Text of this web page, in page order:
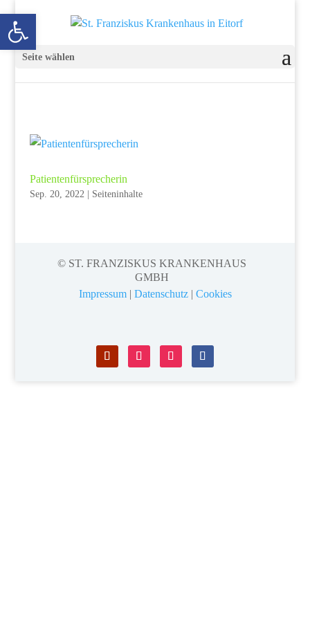
Seite wählen
Patientenfürsprecherin
Sep. 20, 2022| Seiteninhalte
© ST. FRANZISKUS KRANKENHAUS
GMBH
Impressum| Datenschutz| Cookies
Open toolbar